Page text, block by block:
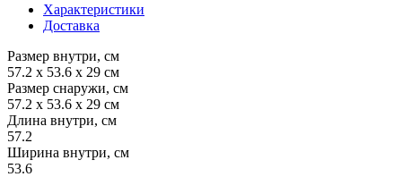
Характеристики
Доставка
Размер внутри, см
57.2 x 53.6 x 29 см
Размер снаружи, см
57.2 x 53.6 x 29 см
Длина внутри, см
57.2
Ширина внутри, см
53.6